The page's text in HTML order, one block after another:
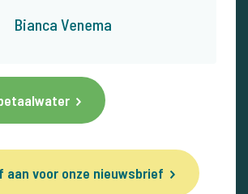
Bianca Venema
aan voor onze nieuwsbrief